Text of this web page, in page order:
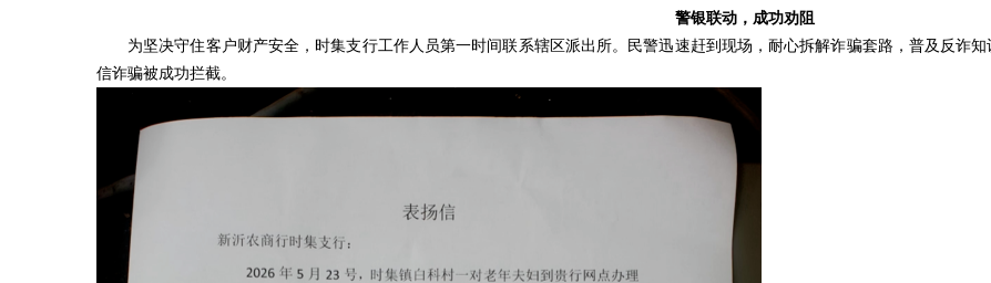
警银联动，成功劝阻
为坚决守住客户财产安全，时集支行工作人员第一时间联系辖区派出所。民警迅速赶到现场，耐心拆解诈骗套路，普及反诈
信诈骗被成功拦截。